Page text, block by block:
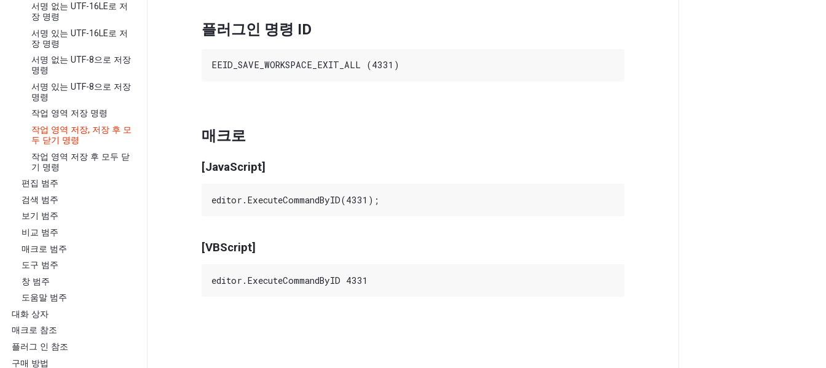
서명 없는 UTF-16LE로 저
장 명령
서명 있는 UTF-16LE로 저
장 명령
서명 없는 UTF-8으로 저장
명령
서명 있는 UTF-8으로 저장
명령
작업 영역 저장 명령
작업 영역 저장, 저장 후 모
두 닫기 명령
작업 영역 저장 후 모두 닫
기 명령
편집 범주
검색 범주
보기 범주
비교 범주
매크로 범주
도구 범주
창 범주
도움말 범주
대화 상자
매크로 참조
플러그 인 참조
구매 방법
플러그인 명령 ID
매크로
[JavaScript]
[VBScript]